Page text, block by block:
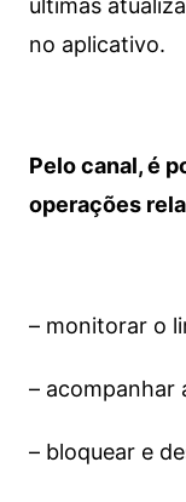
últimas
no aplicativo.
Pelo canal, é
operações
– monitorar o
– acompanhar
– bloquear e